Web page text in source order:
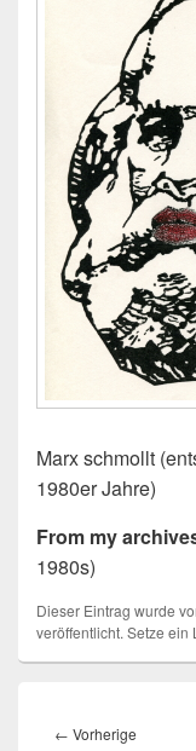
Marx schmollt
1980er Jahre)
From my
1980s)
Dieser Eintrag wurde
veröffentlicht. Setze ein
← Vorherige